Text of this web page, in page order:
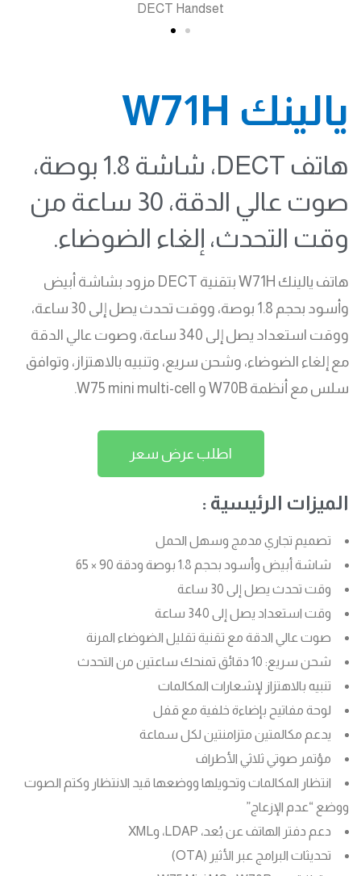
DECT Handset
يالينك W71H
هاتف DECT، شاشة 1.8 بوصة،
صوت عالي الدقة، 30 ساعة من
وقت التحدث، إلغاء الضوضاء.
هاتف يالينك W71H بتقنية DECT مزود بشاشة أبيض
وأسود بحجم 1.8 بوصة، ووقت تحدث يصل إلى 30 ساعة،
ووقت استعداد يصل إلى 340 ساعة، وصوت عالي الدقة
مع إلغاء الضوضاء، وشحن سريع، وتنبيه بالاهتزاز، وتوافق
سلس مع أنظمة W70B و W75 mini multi-cell.
اطلب عرض سعر
الميزات الرئيسية :
تصميم تجاري مدمج وسهل الحمل
شاشة أبيض وأسود بحجم 1.8 بوصة ودقة 90 × 65
وقت تحدث يصل إلى 30 ساعة
وقت استعداد يصل إلى 340 ساعة
صوت عالي الدقة مع تقنية تقليل الضوضاء المرنة
شحن سريع: 10 دقائق تمنحك ساعتين من التحدث
تنبيه بالاهتزاز لإشعارات المكالمات
لوحة مفاتيح بإضاءة خلفية مع قفل
يدعم مكالمتين متزامنتين لكل سماعة
مؤتمر صوتي ثلاثي الأطراف
انتظار المكالمات وتحويلها ووضعها قيد الانتظار وكتم الصوت
ووضع “عدم الإزعاج”
دعم دفتر الهاتف عن بُعد، LDAP، وXML
تحديثات البرامج عبر الأثير (OTA)